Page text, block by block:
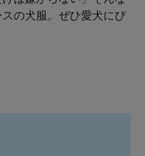
の犬服。ぜひ愛犬にぴ